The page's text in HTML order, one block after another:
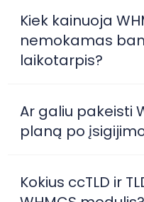
Kiek kainuoja
nemokamas
laikotarpis?
Ar galiu pakeisti
planą po
Kokius ccTLD ir